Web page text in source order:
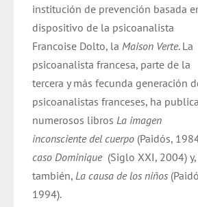
institución de prevención basada
dispositivo de la psicoanalista
Francoise Dolto, laMaison Verte. La
psicoanalista francesa, parte de la
tercera y más fecunda generación
psicoanalistas franceses, ha
numerosos librosLa imagen
inconsciente del cuerpo (Paidós,
caso Dominique(Siglo XXI, 2004) y,
también,La causa de los niños
1994).